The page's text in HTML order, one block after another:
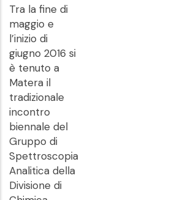
Tra la fine di
maggio e
l’inizio di
giugno 2016 si
è tenuto a
Matera il
tradizionale
incontro
biennale del
Gruppo di
Spettroscopia
Analitica della
Divisione di